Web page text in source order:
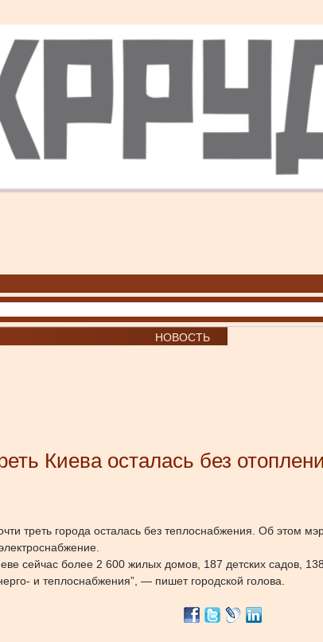
НОВОСТЬ
Киева осталась без
треть города осталась без теплоснабжения. Об этом
сейчас более 2 600 жилых домов, 187 детских садов,
и теплоснабжения”, — пишет городской голова.